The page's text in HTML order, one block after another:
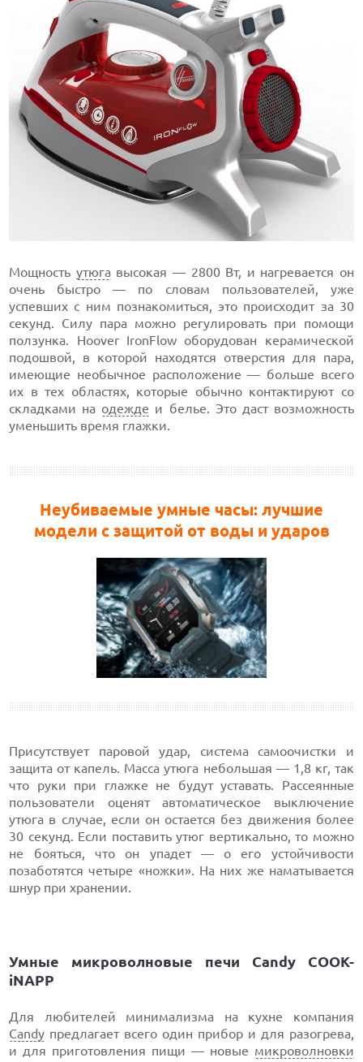
Мощность утюгавысокая — 2800 Вт, и нагревается он
очень быстро — по словам пользователей, уже
успевших с ним познакомиться, это происходит за 30
секунд. Силу пара можно регулировать при помощи
ползунка. Hoover IronFlow оборудован керамической
подошвой, в которой находятся отверстия для пара,
имеющие необычное расположение — больше всего
их в тех областях, которые обычно контактируют со
складками на одежде и белье. Это даст возможность
уменьшить время глажки.
Неубиваемые умные часы: лучшие
модели с защитой от воды и ударов
Присутствует паровой удар, система самоочистки и
защита от капель. Масса утюга небольшая — 1,8 кг, так
что руки при глажке не будут уставать. Рассеянные
пользователи оценят автоматическое выключение
утюга в случае, если он остается без движения более
30 секунд. Если поставить утюг вертикально, то можно
не бояться, что он упадет — о его устойчивости
позаботятся четыре «ножки». На них же наматывается
шнур при хранении.
Умные микроволновые печи Candy COOK-
iNAPP
Для любителей минимализма на кухне компания
Candy предлагает всего один прибор и для разогрева,
и для приготовления пищи — новые микроволновки